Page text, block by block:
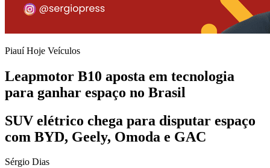
Piauí Hoje Veículos
Leapmotor B10 aposta em tecnologia
para ganhar espaço no Brasil
SUV elétrico chega para disputar espaço
com BYD, Geely, Omoda e GAC
Sérgio Dias